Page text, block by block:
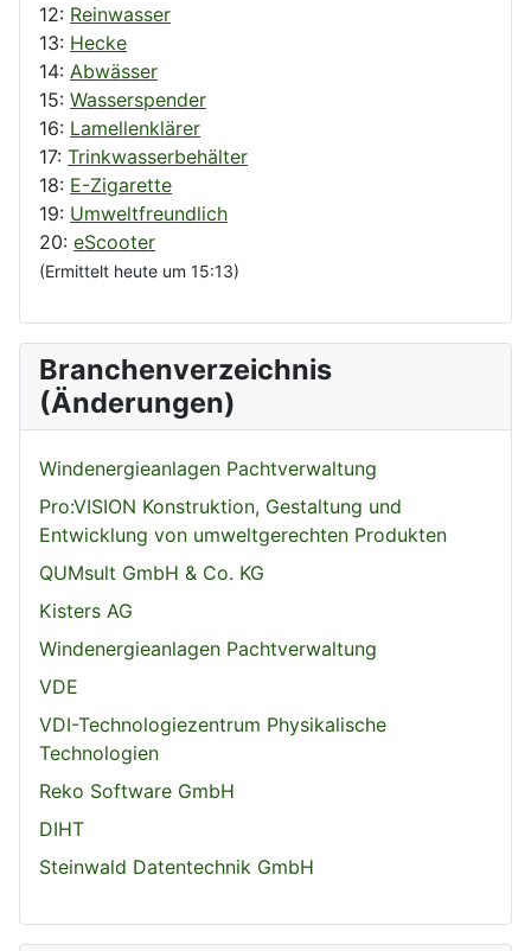
12: Reinwasser
13: Hecke
14: Abwässer
15: Wasserspender
16: Lamellenklärer
17: Trinkwasserbehälter
18: E-Zigarette
19: Umweltfreundlich
20: eScooter
(Ermittelt heute um 15:13)
Branchenverzeichnis
(Änderungen)
Windenergieanlagen Pachtverwaltung
Pro:VISION Konstruktion, Gestaltung und
Entwicklung von umweltgerechten Produkten
QUMsult GmbH & Co. KG
Kisters AG
Windenergieanlagen Pachtverwaltung
VDE
VDI-Technologiezentrum Physikalische
Technologien
Reko Software GmbH
DIHT
Steinwald Datentechnik GmbH